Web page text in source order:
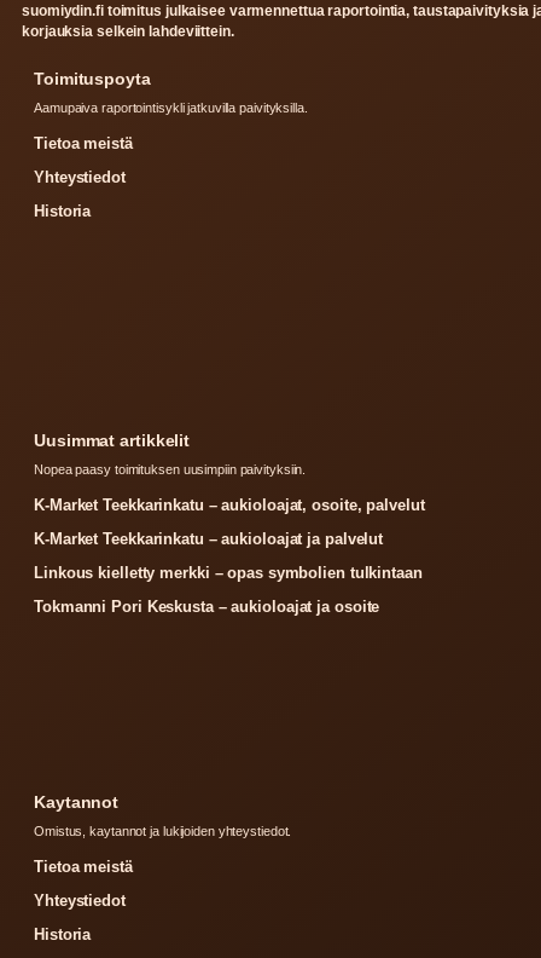
suomiydin.fi toimitus julkaisee varmennettua raportointia, taustapaivityksia
korjauksia selkein lahdeviittein.
Toimituspoyta
Aamupaiva raportointisykli jatkuvilla paivityksilla.
Tietoa meistä
Yhteystiedot
Historia
Uusimmat artikkelit
Nopea paasy toimituksen uusimpiin paivityksiin.
K-Market Teekkarinkatu – aukioloajat, osoite, palvelut
K-Market Teekkarinkatu – aukioloajat ja palvelut
Linkous kielletty merkki – opas symbolien tulkintaan
Tokmanni Pori Keskusta – aukioloajat ja osoite
Kaytannot
Omistus, kaytannot ja lukijoiden yhteystiedot.
Tietoa meistä
Yhteystiedot
Historia